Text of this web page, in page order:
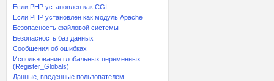
Если PHP установлен как CGI
Если PHP установлен как модуль Apache
Безопасность файловой системы
Безопасность баз данных
Сообщения об ошибках
Использование глобальных переменных
(Register_Globals)
Данные, введенные пользователем